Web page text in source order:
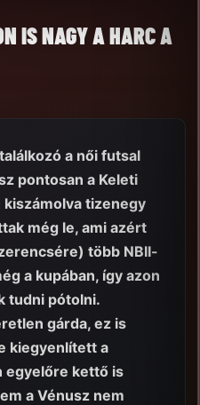
IS NAGY A HARC A
a női futsal
pontosan a Keleti
tizenegy
még le, ami azért
több NBII-
a kupában, így azon
tudni pótolni.
gárda, ez is
kiegyenlített a
egyelőre kettő is
a Vénusz nem